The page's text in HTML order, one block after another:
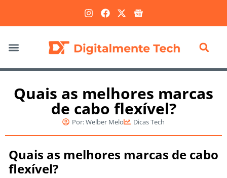
Quais as melhores marcas
de cabo flexível?
Por:Welber Melo Dicas Tech
Quais as melhores marcas de cabo
flexível?